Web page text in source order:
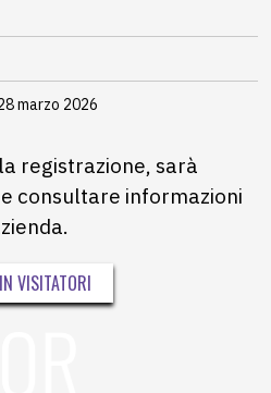
marzo 2026
registrazione, sarà
consultare informazioni
VISITATORI